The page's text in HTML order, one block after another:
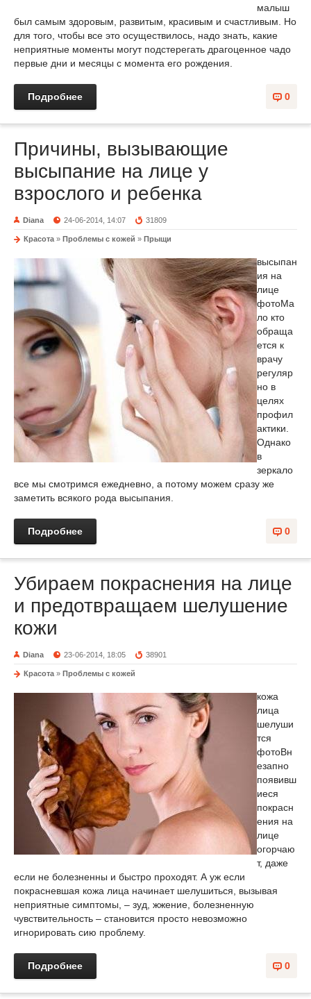
малыш
был самым здоровым, развитым, красивым и счастливым. Но
для того, чтобы все это осуществилось, надо знать, какие
неприятные моменты могут подстерегать драгоценное чадо
первые дни и месяцы с момента его рождения.
0
Подробнее
Причины, вызывающие
высыпание на лице у
взрослого и ребенка
Diana 24-06-2014, 14:07 31809
Красота » Проблемы с кожей » Прыщи
высыпан
ия на
лице
фотоМа
ло кто
обраща
ется к
врачу
регуляр
но в
целях
профил
актики.
Однако
в
зеркало
все мы смотримся ежедневно, а потому можем сразу же
заметить всякого рода высыпания.
0
Подробнее
Убираем покраснения на лице
и предотвращаем шелушение
кожи
Diana 23-06-2014, 18:05 38901
Красота » Проблемы с кожей
кожа
лица
шелуши
тся
фотоВн
езапно
появивш
иеся
покрасн
ения на
лице
огорчаю
т, даже
если не болезненны и быстро проходят. А уж если
покрасневшая кожа лица начинает шелушиться, вызывая
неприятные симптомы, – зуд, жжение, болезненную
чувствительность – становится просто невозможно
игнорировать сию проблему.
0
Подробнее